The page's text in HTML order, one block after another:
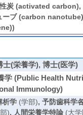
炭 (activated carbon),
ーブ (carbon
士(栄養学), 博士(医学)
学 (Public Health
Immunology)
析学(学部), 予防歯科学
), 人間栄養学特論(大学